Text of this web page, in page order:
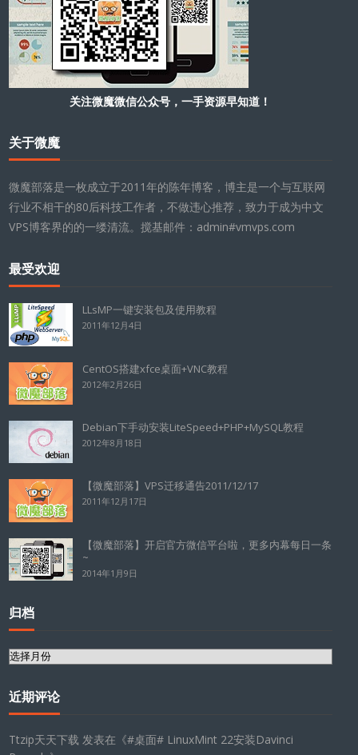
关注微魔微信公众号，一手资源早知道！
关于微魔
微魔部落是一枚成立于2011年的陈年博客，博主是一个与互联网
行业不相干的80后科技工作者，不做违心推荐，致力于成为中文
VPS博客界的的一缕清流。搅基邮件：admin#vmvps.com
最受欢迎
LLsMP一键安装包及使用教程
2011年12月4日
CentOS搭建xfce桌面+VNC教程
2012年2月26日
Debian下手动安装LiteSpeed+PHP+MySQL教程
2012年8月18日
【微魔部落】VPS迁移通告2011/12/17
2011年12月17日
【微魔部落】开启官方微信平台啦，更多内幕每日一条
~
2014年1月9日
归档
归
近期评论
Ttzip天天下载 发表在《#桌面# LinuxMint 22安装Davinci